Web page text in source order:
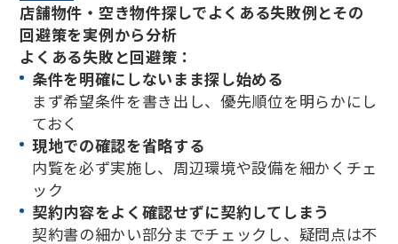
店舗物件・空き物件探しでよくある失敗例とその
回避策を実例から分析
よくある失敗と回避策：
条件を明確にしないまま探し始める
まず希望条件を書き出し、優先順位を明らかにし
ておく
現地での確認を省略する
内覧を必ず実施し、周辺環境や設備を細かくチェ
ック
契約内容をよく確認せずに契約してしまう
契約書の細かい部分までチェックし、疑問点は不